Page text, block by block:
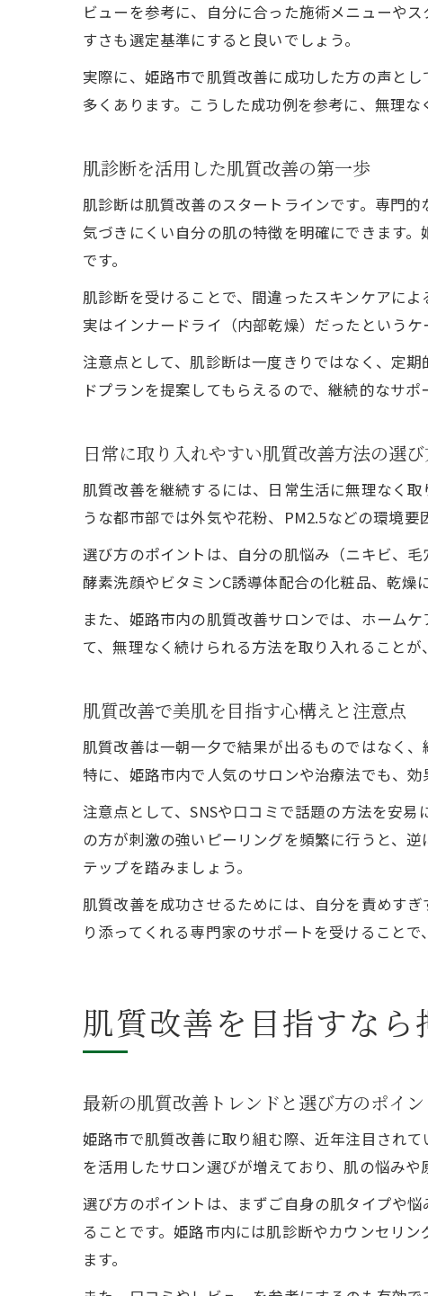
ビューを参考に、自分に合った施術メニューや
すさも選定基準にすると良いでしょう。
実際に、姫路市で肌質改善に成功した方の声と
多くあります。こうした成功例を参考に、無理な
肌診断を活用した肌質改善の第一歩
肌診断は肌質改善のスタートラインです。専門
気づきにくい自分の肌の特徴を明確にできます
です。
肌診断を受けることで、間違ったスキンケアに
実はインナードライ（内部乾燥）だったという
注意点として、肌診断は一度きりではなく、定
ドプランを提案してもらえるので、継続的なサ
日常に取り入れやすい肌質改善方法の選
肌質改善を継続するには、日常生活に無理なく
うな都市部では外気や花粉、PM2.5などの環境
選び方のポイントは、自分の肌悩み（ニキビ、
酵素洗顔やビタミンC誘導体配合の化粧品、乾燥
また、姫路市内の肌質改善サロンでは、ホーム
て、無理なく続けられる方法を取り入れることが
肌質改善で美肌を目指す心構えと注意点
肌質改善は一朝一夕で結果が出るものではなく
特に、姫路市内で人気のサロンや治療法でも、
注意点として、SNSや口コミで話題の方法を安
の方が刺激の強いピーリングを頻繁に行うと、
テップを踏みましょう。
肌質改善を成功させるためには、自分を責めす
り添ってくれる専門家のサポートを受けること
肌質改善を目指すな
最新の肌質改善トレンドと選び方のポイン
姫路市で肌質改善に取り組む際、近年注目され
を活用したサロン選びが増えており、肌の悩み
選び方のポイントは、まずご自身の肌タイプや
ることです。姫路市内には肌診断やカウンセリ
ます。